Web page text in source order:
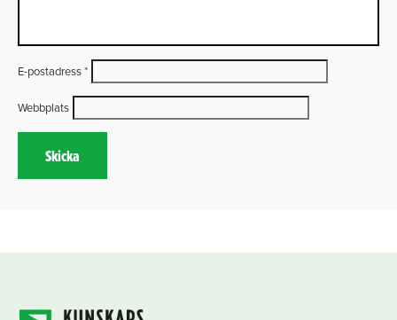
E-postadress*
Webbplats